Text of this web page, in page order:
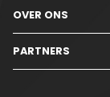
OVER ONS
PARTNERS